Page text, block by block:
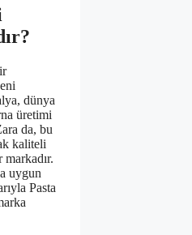
dünya
üretimi
da, bu
kaliteli
uygun
Pasta